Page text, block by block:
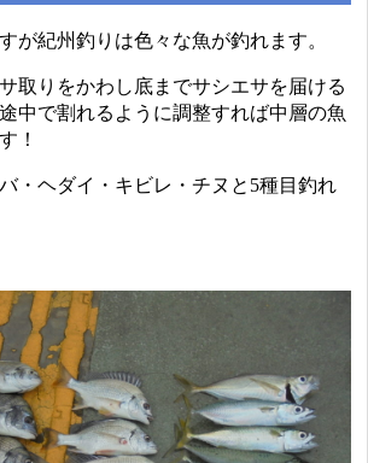
が紀州釣りは色々な魚が釣れます。
取りをかわし底までサシエサを届ける
中で割れるように調整すれば中層の魚
！
・ヘダイ・キビレ・チヌと5種目釣れ